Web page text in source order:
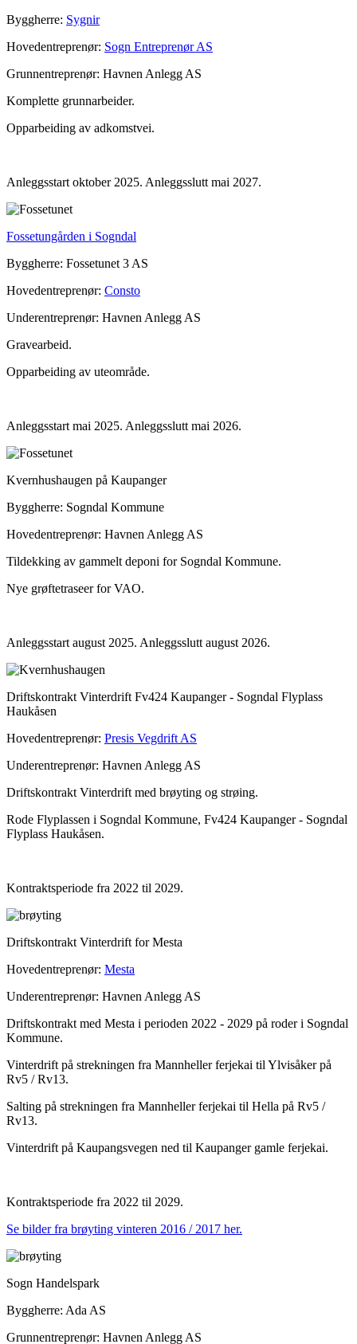
Byggherre: Sygnir
Hovedentreprenør: Sogn Entreprenør AS
Grunnentreprenør: Havnen Anlegg AS
Komplette grunnarbeider.
Opparbeiding av adkomstvei.
Anleggsstart oktober 2025. Anleggsslutt mai 2027.
Fossetungården i Sogndal
Byggherre: Fossetunet 3 AS
Hovedentreprenør: Consto
Underentreprenør: Havnen Anlegg AS
Gravearbeid.
Opparbeiding av uteområde.
Anleggsstart mai 2025. Anleggsslutt mai 2026.
Kvernhushaugen på Kaupanger
Byggherre: Sogndal Kommune
Hovedentreprenør: Havnen Anlegg AS
Tildekking av gammelt deponi for Sogndal Kommune.
Nye grøftetraseer for VAO.
Anleggsstart august 2025. Anleggsslutt august 2026.
Driftskontrakt Vinterdrift Fv424 Kaupanger - Sogndal Flyplass
Haukåsen
Hovedentreprenør: Presis Vegdrift AS
Underentreprenør: Havnen Anlegg AS
Driftskontrakt Vinterdrift med brøyting og strøing.
Rode Flyplassen i Sogndal Kommune, Fv424 Kaupanger - Sogndal
Flyplass Haukåsen.
Kontraktsperiode fra 2022 til 2029.
Driftskontrakt Vinterdrift for Mesta
Hovedentreprenør: Mesta
Underentreprenør: Havnen Anlegg AS
Driftskontrakt med Mesta i perioden 2022 - 2029 på roder i Sogndal
Kommune.
Vinterdrift på strekningen fra Mannheller ferjekai til Ylvisåker på
Rv5 / Rv13.
Salting på strekningen fra Mannheller ferjekai til Hella på Rv5 /
Rv13.
Vinterdrift på Kaupangsvegen ned til Kaupanger gamle ferjekai.
Kontraktsperiode fra 2022 til 2029.
Se bilder fra brøyting vinteren 2016 / 2017 her.
Sogn Handelspark
Byggherre: Ada AS
Grunnentreprenør: Havnen Anlegg AS